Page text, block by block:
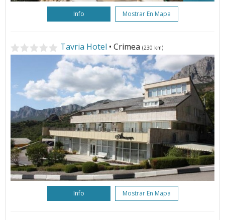
Info Mostrar En Mapa
Tavria Hotel • Crimea (230 km)
Info Mostrar En Mapa